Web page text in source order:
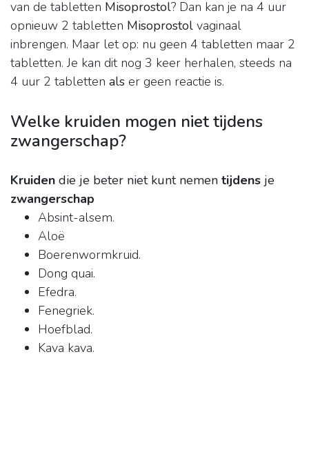
van de tabletten Misoprostol? Dan kan je na 4 uur
opnieuw 2 tabletten Misoprostol vaginaal
inbrengen. Maar let op: nu geen 4 tabletten maar 2
tabletten. Je kan dit nog 3 keer herhalen, steeds na
4 uur 2 tabletten als er geen reactie is.
Welke kruiden mogen niet tijdens
zwangerschap?
Kruiden die je beter niet kunt nemen tijdens je
zwangerschap
Absint-alsem.
Aloë
Boerenwormkruid.
Dong quai.
Efedra.
Fenegriek.
Hoefblad.
Kava kava.